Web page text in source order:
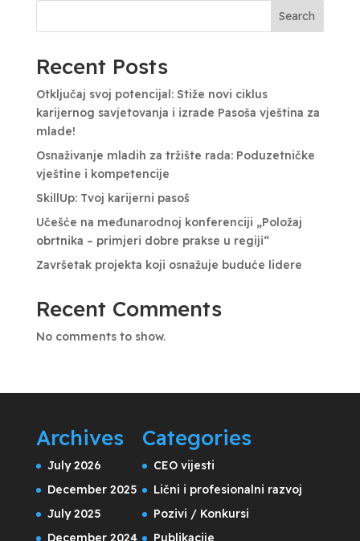
Search
Recent Posts
Otključaj svoj potencijal: Stiže novi ciklus
karijernog savjetovanja i izrade Pasoša vještina za
mlade!
Osnaživanje mladih za tržište rada: Poduzetničke
vještine i kompetencije
SkillUp: Tvoj karijerni pasoš
Učešće na međunarodnoj konferenciji „Položaj
obrtnika – primjeri dobre prakse u regiji“
Završetak projekta koji osnažuje buduće lidere
Recent Comments
No comments to show.
Archives
July 2026
December 2025
July 2025
December 2024
Categories
CEO vijesti
Lični i profesionalni razvoj
Pozivi / Konkursi
Publikacije